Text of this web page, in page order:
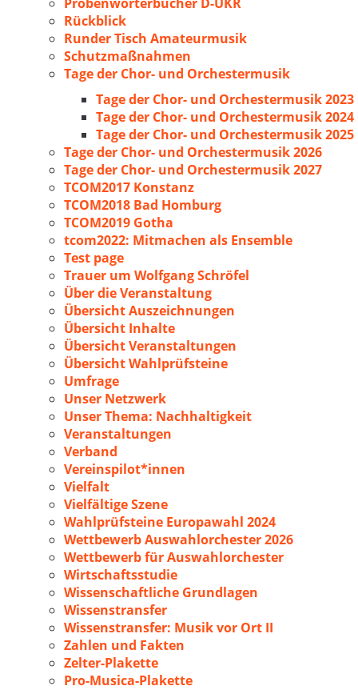
Rückblick
Runder Tisch Amateurmusik
Schutzmaßnahmen
Tage der Chor- und Orchestermusik
Tage der Chor- und Orchestermusik 2023
Tage der Chor- und Orchestermusik 2024
Tage der Chor- und Orchestermusik 2025
Tage der Chor- und Orchestermusik 2026
Tage der Chor- und Orchestermusik 2027
TCOM2017 Konstanz
TCOM2018 Bad Homburg
TCOM2019 Gotha
tcom2022: Mitmachen als Ensemble
Test page
Trauer um Wolfgang Schröfel
Über die Veranstaltung
Übersicht Auszeichnungen
Übersicht Inhalte
Übersicht Veranstaltungen
Übersicht Wahlprüfsteine
Umfrage
Unser Netzwerk
Unser Thema: Nachhaltigkeit
Veranstaltungen
Verband
Vereinspilot*innen
Vielfalt
Vielfältige Szene
Wahlprüfsteine Europawahl 2024
Wettbewerb Auswahlorchester 2026
Wettbewerb für Auswahlorchester
Wirtschaftsstudie
Wissenschaftliche Grundlagen
Wissenstransfer
Wissenstransfer: Musik vor Ort II
Zahlen und Fakten
Zelter-Plakette
Pro-Musica-Plakette